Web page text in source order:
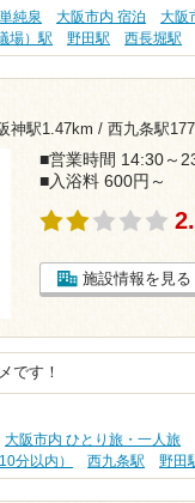
純泉 大阪市内 宿泊 大阪
場）駅
野田駅 西長堀駅
神駅1.47km / 西九条駅
■営業時間 14:30～
■入浴料 600円～
施設情報を見る
です！
大阪市内 ひとり旅・一人旅
分以内）
西九条駅 野田